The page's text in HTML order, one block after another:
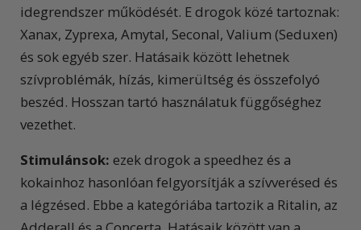
idegrendszer működését. E drogok közé tartoznak:
Xanax, Zyprexa, Amytal, Seconal, Valium (Seduxen)
és sok egyéb szer. Hatásaik között lehetnek
szívproblémák, hízás, kimerültség és összefolyó
beszéd. Hosszan tartó használatuk függőséghez
vezethet.
Stimulánsok: ezek drogok a speedhez és a
kokainhoz hasonlóan felgyorsítják a szívverésed és
a légzésed. Ebbe a kategóriába tartozik a Ritalin, az